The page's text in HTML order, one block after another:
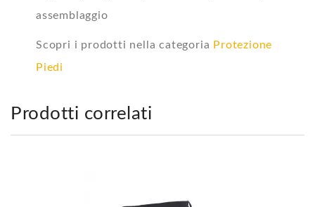
assemblaggio
Scopri i prodotti nella categoria Protezione
Piedi
Prodotti correlati